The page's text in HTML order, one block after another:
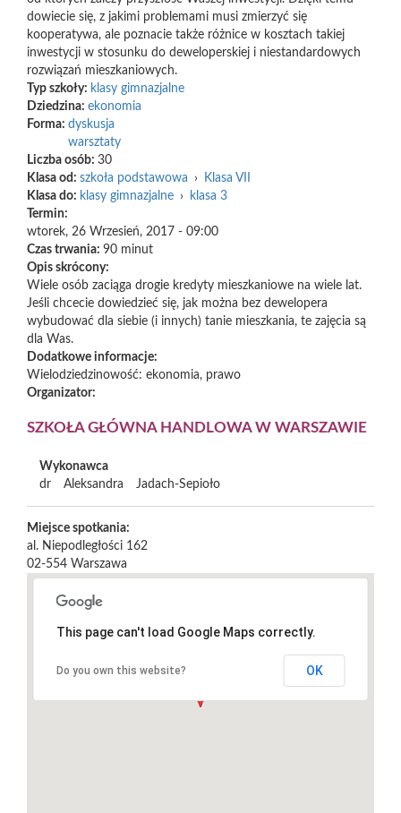
dowiecie się, z jakimi problemami musi zmierzyć się
kooperatywa, ale poznacie także różnice w kosztach takiej
inwestycji w stosunku do deweloperskiej i niestandardowych
rozwiązań mieszkaniowych.
Typ szkoły: klasy gimnazjalne
Dziedzina: ekonomia
Forma: dyskusja
warsztaty
Liczba osób: 30
Klasa od: szkoła podstawowa ›
Klasa VII
Klasa do: klasy gimnazjalne ›
klasa 3
Termin:
wtorek, 26 Wrzesień, 2017 - 09:00
Czas trwania: 90 minut
Opis skrócony:
Wiele osób zaciąga drogie kredyty mieszkaniowe na wiele lat.
Jeśli chcecie dowiedzieć się, jak można bez dewelopera
wybudować dla siebie (i innych) tanie mieszkania, te zajęcia są
dla Was.
Dodatkowe informacje:
Wielodziedzinowość: ekonomia, prawo
Organizator:
SZKOŁA GŁÓWNA HANDLOWA W WARSZAWIE
Wykonawca
dr
Aleksandra Jadach-Sepioło
Miejsce spotkania:
al. Niepodległości 162
02-554 Warszawa
This page can't load Google Maps correctly.
Do you own this website? OK